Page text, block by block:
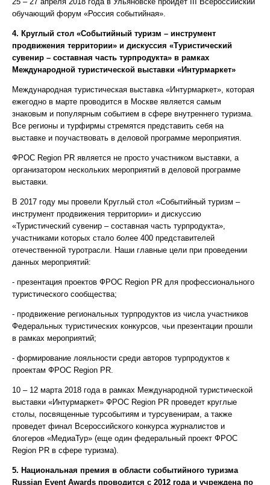
обучающий форум «Россия событийная».
4. Круглый стол «Событийный туризм – инструмент
продвижения территории» и дискуссия «Туристический
сувенир – составная часть турпродукта» в рамках
Международной туристической выставки «Интурмаркет»
Международная туристическая выставка «Интурмаркет», которая
ежегодно в марте проводится в Москве является самым
знаковым и популярным событием в сфере внутреннего туризма.
Все регионы и турфирмы стремятся представить себя на
выставке и поучаствовать в деловой программе мероприятия.
ФРОС Region PR является не просто участником выставки, а
организатором нескольких мероприятий в деловой программе
выставки.
В 2017 году мы провели Круглый стол «Событийный туризм –
инструмент продвижения территории» и дискуссию
«Туристический сувенир – составная часть турпродукта»,
участниками которых стало более 400 представителей
отечественной туротрасли. Наши главные цели при проведении
данных мероприятий:
- презентация проектов ФРОС Region PR для профессионального
туристического сообщества;
- продвижение региональных турпродуктов из числа участников
Федеральных туристических конкурсов, чьи презентации прошли
в рамках мероприятий;
- формирование лояльности среди авторов турпродуктов к
проектам ФРОС Region PR.
10 – 12 марта 2018 года в рамках Международной туристической
выставки «Интурмаркет» ФРОС Region PR проведет круглые
столы, посвященные турсобытиям и турсувенирам, а также
проведет финал Всероссийского конкурса журналистов и
блогеров «МедиаТур» (еще один федеральный проект ФРОС
Region PR в сфере туризма).
5. Национальная премия в области событийного туризма
Russian Event Awards проводится с 2012 года и учреждена по